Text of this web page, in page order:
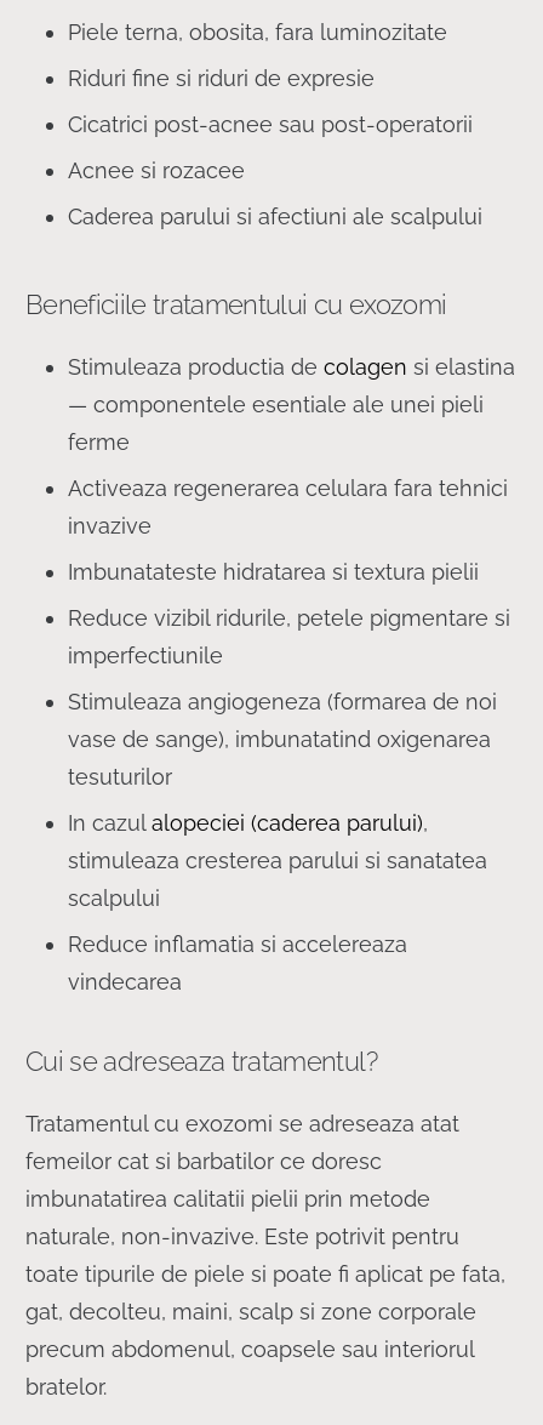
Piele terna, obosita, fara luminozitate
Riduri fine si riduri de expresie
Cicatrici post-acnee sau post-operatorii
Acnee si rozacee
Caderea parului si afectiuni ale scalpului
Beneficiile tratamentului cu exozomi
Stimuleaza productia de colagen si elastina
— componentele esentiale ale unei pieli
ferme
Activeaza regenerarea celulara fara tehnici
invazive
Imbunatateste hidratarea si textura pielii
Reduce vizibil ridurile, petele pigmentare si
imperfectiunile
Stimuleaza angiogeneza (formarea de noi
vase de sange), imbunatatind oxigenarea
tesuturilor
In cazulalopeciei (caderea parului),
stimuleaza cresterea parului si sanatatea
scalpului
Reduce inflamatia si accelereaza
vindecarea
Cui se adreseaza tratamentul?
Tratamentul cu exozomi se adreseaza atat
femeilor cat si barbatilor ce doresc
imbunatatirea calitatii pielii prin metode
naturale, non-invazive. Este potrivit pentru
toate tipurile de piele si poate fi aplicat pe fata,
gat, decolteu, maini, scalp si zone corporale
precum abdomenul, coapsele sau interiorul
bratelor.